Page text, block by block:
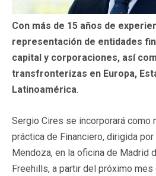
Con más de 15 años de
representación de entidades
capital y corporaciones, así
transfronterizas en Europa,
Latinoamérica.
Sergio Cires se incorporará como
práctica de Financiero, dirigida por
Mendoza, en la oficina de Madrid
Freehills, a partir del próximo